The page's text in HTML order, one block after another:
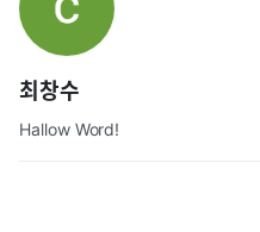
최창수
Hallow Word!